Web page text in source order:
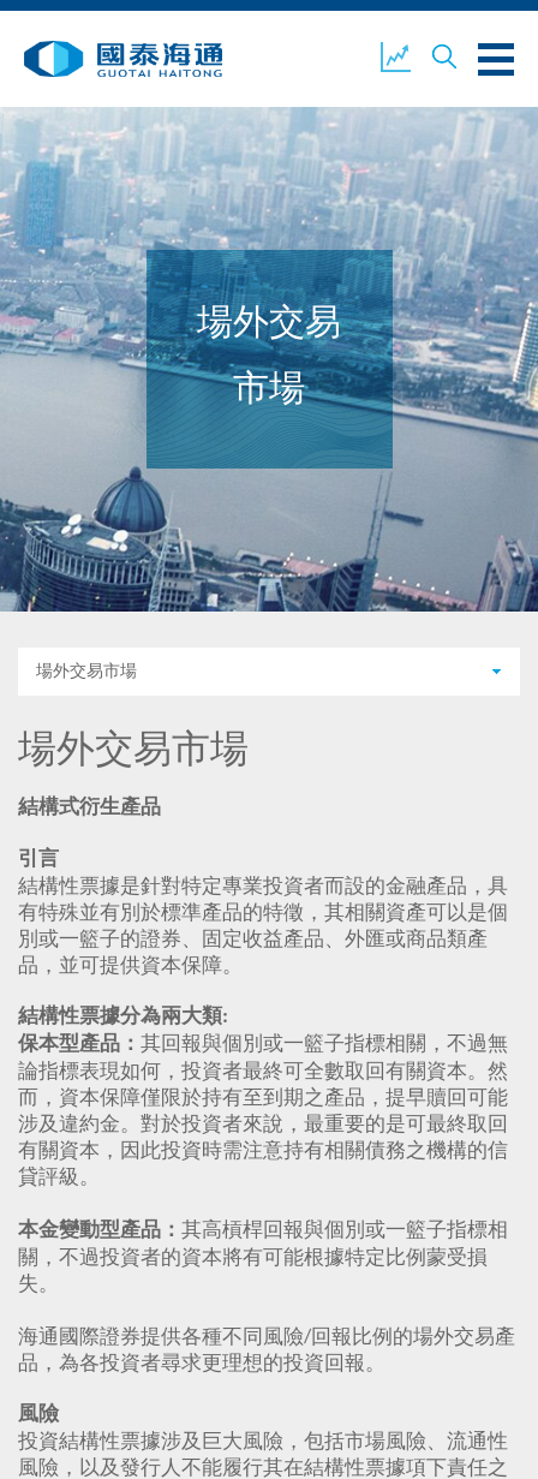
業務概覽 公司新聞
環境、社會及企業管治 國泰海通證券 聯絡我們
場外交易
市場
場外交易市場
場外交易市場
結構式衍生產品
引言
結構性票據是針對特定專業投資者而設的金融產品，具
有特殊並有別於標準產品的特徵，其相關資產可以是個
別或一籃子的證券、固定收益產品、外匯或商品類產
品，並可提供資本保障。
結構性票據分為兩大類:
保本型產品： 其回報與個別或一籃子指標相關，不過無
論指標表現如何，投資者最終可全數取回有關資本。然
而，資本保障僅限於持有至到期之產品，提早贖回可能
涉及違約金。對於投資者來說，最重要的是可最終取回
有關資本，因此投資時需注意持有相關債務之機構的信
貸評級。
本金變動型產品： 其高槓桿回報與個別或一籃子指標相
關，不過投資者的資本將有可能根據特定比例蒙受損
失。
海通國際證券提供各種不同風險/回報比例的場外交易產
品，為各投資者尋求更理想的投資回報。
風險
投資結構性票據涉及巨大風險，包括市場風險、流通性
風險，以及發行人不能履行其在結構性票據項下責任之